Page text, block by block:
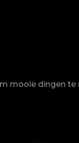
mooie dingen te